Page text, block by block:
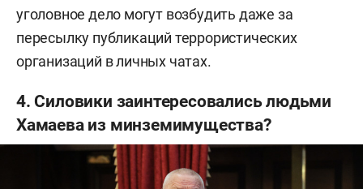
уголовное дело могут возбудить даже за
пересылку публикаций террористических
организаций в личных чатах.
4. Силовики заинтересовались людьми
Хамаева из минземимущества?